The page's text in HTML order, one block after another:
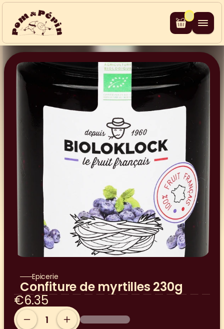
Epicerie
Confiture de myrtilles 230g
€6.35